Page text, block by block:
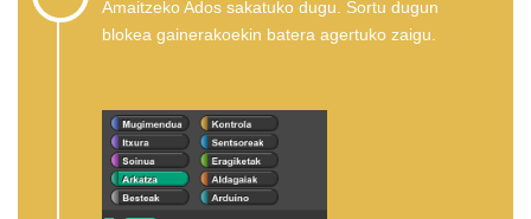
Amaitzeko Ados sakatuko dugu. Sortu dugun
blokea gainerakoekin batera agertuko zaigu.